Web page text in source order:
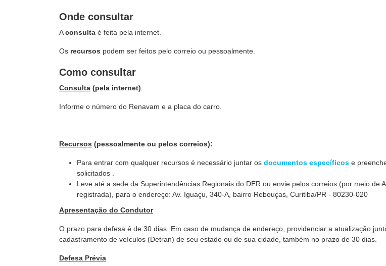
Onde consultar
Aconsulta é feita pela internet.
Os recursos podem ser feitos pelo correio ou pessoalmente.
Como consultar
Consulta (pela internet):
Informe o número do Renavam e a placa do carro.
Recursos (pessoalmente ou pelos correios):
Para entrar com qualquer recursos é necessário juntar os documentos específicos e
solicitados .
Leve até a sede da Superintendências Regionais do DER ou envie pelos correios (por meio de
registrada), para o endereço: Av. Iguaçu, 340-A, bairro Rebouças, Curitiba/PR - 80230-020
Apresentação do Condutor
O prazo para defesa é de 30 dias. Em caso de mudança de endereço, providenciar a atualização
cadastramento de veículos (Detran) de seu estado ou de sua cidade, também no prazo de 30 dias.
Defesa Prévia